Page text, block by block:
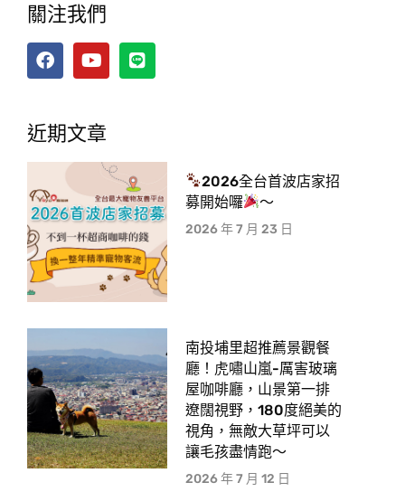
關注我們
近期文章
2026全台首波店家招
募開始囉
～
2026 年 7 月 23 日
南投埔里超推薦景觀餐
廳！虎嘯山嵐-厲害玻璃
屋咖啡廳，山景第一排
遼闊視野，180度絕美的
視角，無敵大草坪可以
讓毛孩盡情跑〜
2026 年 7 月 12 日